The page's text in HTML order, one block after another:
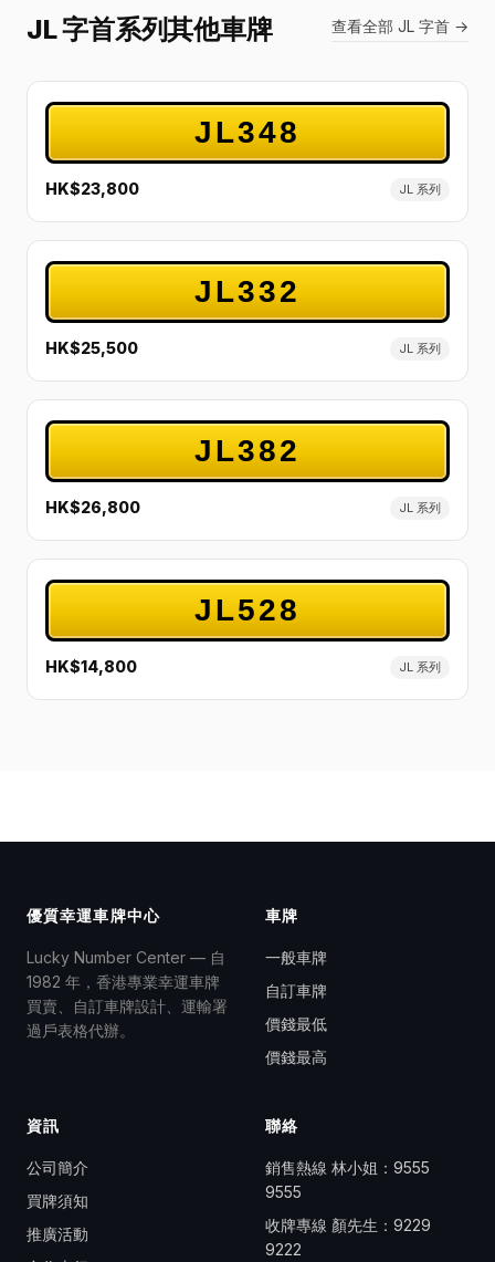
JL 字首系列其他車牌 查看全部 JL 字首 →
JL348
HK$23,800 JL 系列
JL332
HK$25,500 JL 系列
JL382
HK$26,800 JL 系列
JL528
HK$14,800 JL 系列
優質幸運車牌中心
Lucky Number Center — 自
1982 年，香港專業幸運車牌
買賣、自訂車牌設計、運輸署
過戶表格代辦。
車牌
一般車牌
自訂車牌
價錢最低
價錢最高
資訊
公司簡介
買牌須知
推廣活動
聯絡
銷售熱線 林小姐： 9555
9555
收牌專線 顏先生： 9229
9222